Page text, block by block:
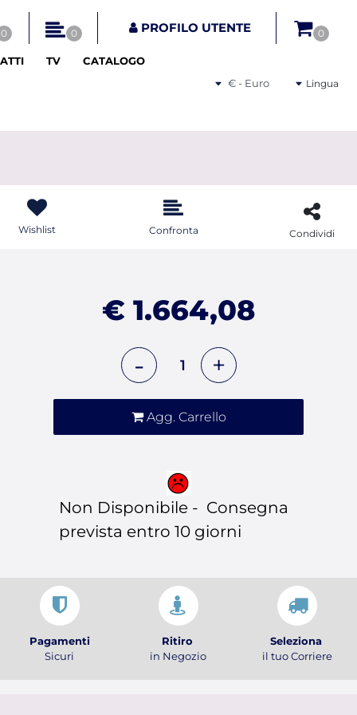
disponibili.
0 0 PROFILO UTENTE 0
TV CATALOGO
Seleziona una valutaLingua
Wishlist Confronta Condividi
€ 1.664,08
Agg. Carrello
Non Disponibile - Consegna
prevista entro 10 giorni
Pagamenti
Sicuri
Ritiro
in Negozio
Seleziona
il tuo Corriere